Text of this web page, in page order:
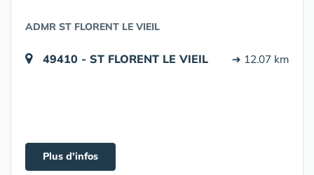
ADMR ST FLORENT LE VIEIL
49410 - ST FLORENT LE VIEIL ➔ 12.07 km
Plus d'infos